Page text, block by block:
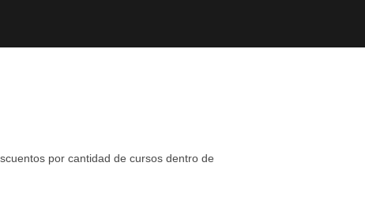
por cantidad de cursos dentro de